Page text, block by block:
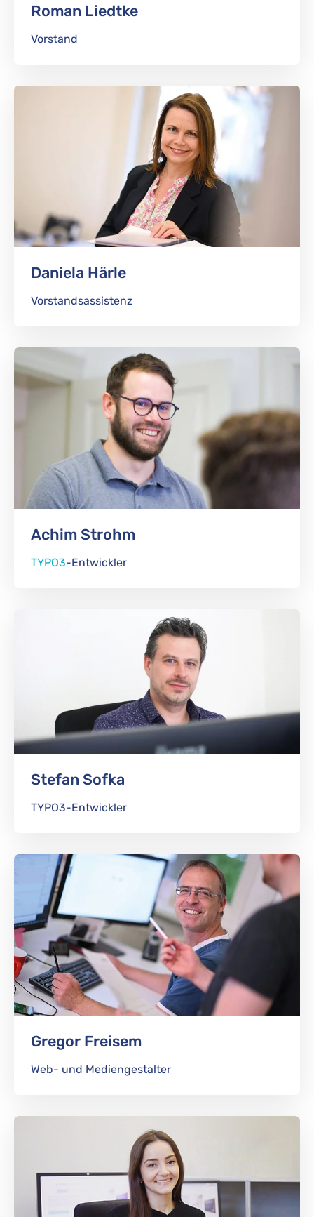
Roman Liedtke
Vorstand
Daniela Härle
Vorstandsassistenz
Achim Strohm
TYPO3-Entwickler
Stefan Sofka
TYPO3-Entwickler
Gregor Freisem
Web- und Mediengestalter